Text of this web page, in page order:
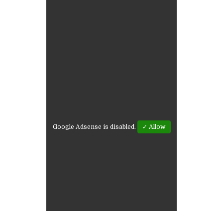
Google Adsense is disabled. ✓ Allow